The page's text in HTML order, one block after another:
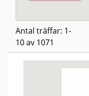
Antal träffar: 1-
10 av 1071